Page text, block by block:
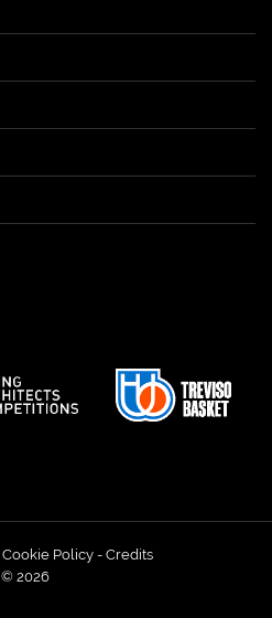
Cookie Policy - Credits
© 2026